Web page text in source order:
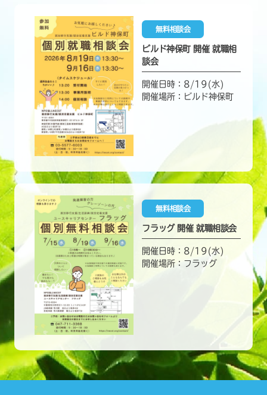
無料相談会
ビルド神保町 開催 就職相
談会
開催日時：8/19(水)
開催場所：ビルド神保町
無料相談会
フラッグ 開催 就職相談会
開催日時：8/19(水)
開催場所：フラッグ